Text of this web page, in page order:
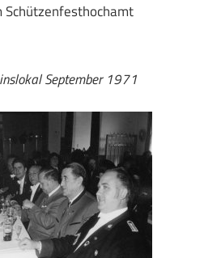
September 1971